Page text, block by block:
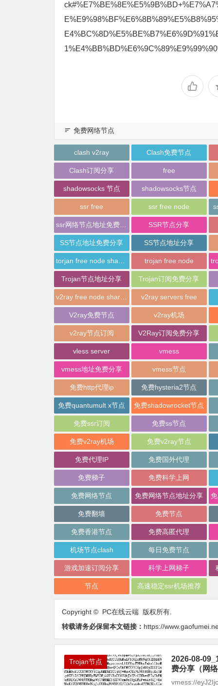
免费网络节点
clash v2ray Clash免费节点
Clash订阅分享 free
shadowsocks 节点 shadowsocks节点
ssr free ssr free node
SSR节点分享
SS节点地址免费分享 SS节点地址分享
trojan free node
Trojan节点地址分享 Trojan订阅免费分享
v2ray servers free
V2ray免费节点 v2ray机场
v2ray节点订阅 V2Ray订阅免费分享
vless server vmess
vmess地址免费分享 vmess节点
免费http代理ip 免费hysteria2节点
免费quantumult x节点 免费shadowrocket节点
免费ssr订阅 免费ss节点
免费v2ray机场 免费v2ray节点
免费代理IP 免费国外代理
免费梯子 免费科学上网
免费网络节点 免费网络节点地址分享
免费翻墙 免费节点
免费香港节点 免费高匿代理
机场节点clash 每日免费节点
游戏加速订阅分享 科学上网梯子
节点 高速稳定ssr机场推荐
Copyright © PC在线云端 版权所有.
转载请务必保留本文链接： https://
Trojan节点
2026-08-
费分享（网
vmess://